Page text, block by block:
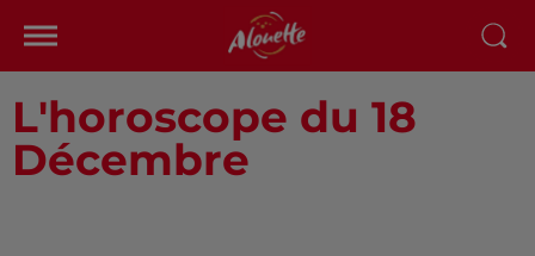
L'horoscope du 18
Décembre